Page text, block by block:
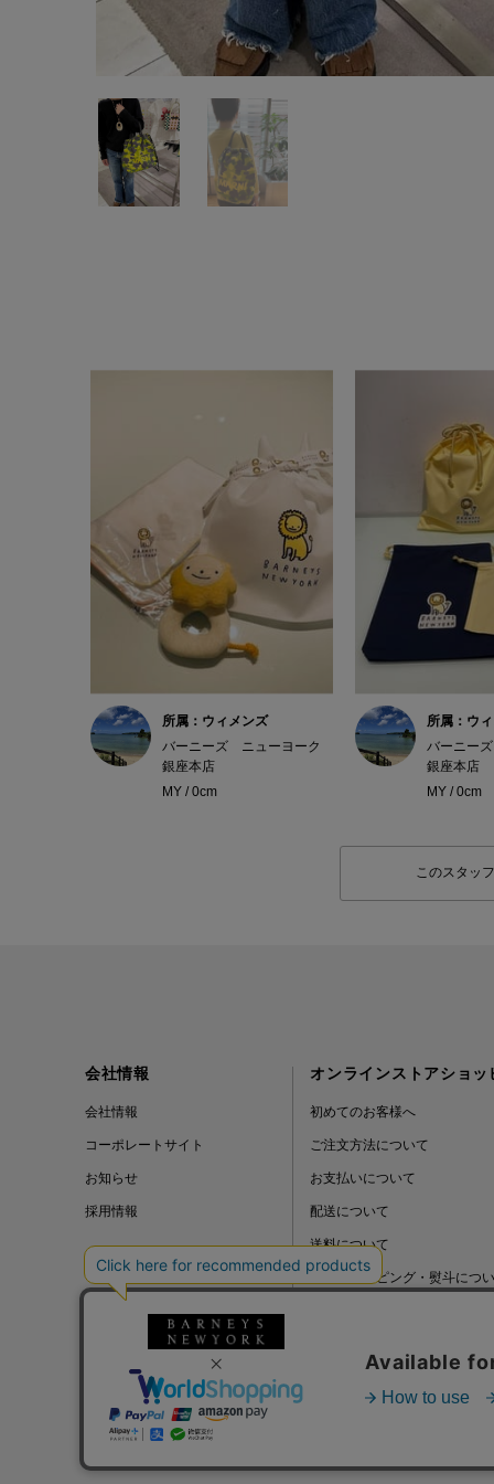
所属：ウィメンズ
バーニーズ ニューヨーク
銀座本店
MY / 0cm
所属：ウ
バーニー
銀座本店
MY / 0cm
このスタッ
会社情報
会社情報
コーポレートサイト
お知らせ
採用情報
オンラインストアショッ
初めてのお客様へ
ご注文方法について
お支払いについて
配送について
送料について
ギフトラッピング・熨斗につ